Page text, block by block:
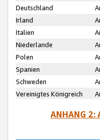
Deutschland
Irland
Italien
Niederlande
Polen
Spanien
Schweden
Vereinigtes Königreich
ANHANG 2: